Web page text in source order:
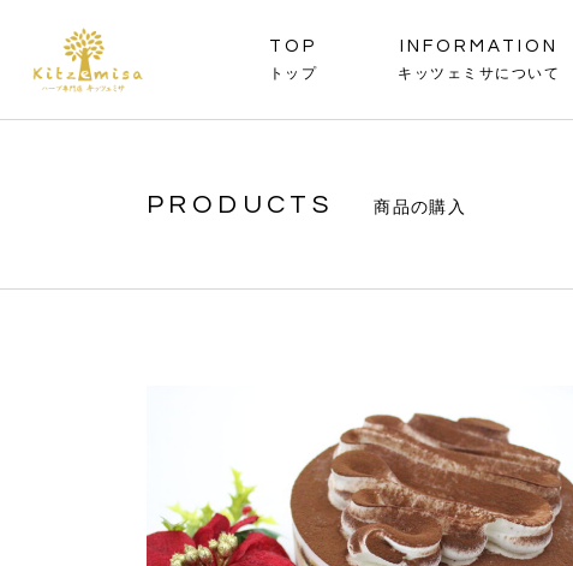
TOP
トップ
INFORMATION
キッツェミサについて
PRODUCTS
PRODUCTS 商品の購入